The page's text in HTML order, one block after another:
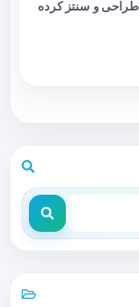
طراحی و سنتز کرده